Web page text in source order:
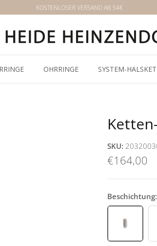
KOSTENLOSER VERSAND AB 54€
OHRRINGE SYSTEM-
SKU:
€164,00
Beschichtung:
Rhodiniert